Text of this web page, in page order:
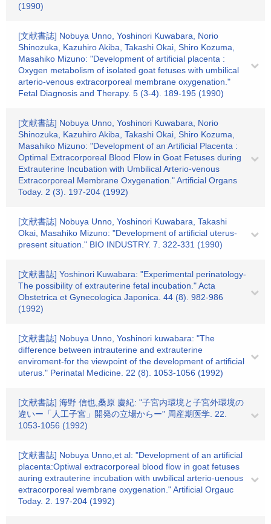
(1990)
[文献書誌] Nobuya Unno, Yoshinori Kuwabara, Norio
Shinozuka, Kazuhiro Akiba, Takashi Okai, Shiro Kozuma,
Masahiko Mizuno: "Development of artificial placenta :
Oxygen metabolism of isolated goat fetuses with umbilical
arterio-venous extracorporeal membrane oxygenation."
Fetal Diagnosis and Therapy. 5 (3-4). 189-195 (1990)
[文献書誌] Nobuya Unno, Yoshinori Kuwabara, Norio
Shinozuka, Kazuhiro Akiba, Takashi Okai, Shiro Kozuma,
Masahiko Mizuno: "Development of an Artificial Placenta :
Optimal Extracorporeal Blood Flow in Goat Fetuses during
Extrauterine Incubation with Umbilical Arterio-venous
Extracorporeal Membrane Oxygenation." Artificial Organs
Today. 2 (3). 197-204 (1992)
[文献書誌] Nobuya Unno, Yoshinori Kuwabara, Takashi
Okai, Masahiko Mizuno: "Development of artificial uterus-
present situation." BIO INDUSTRY. 7. 322-331 (1990)
[文献書誌] Yoshinori Kuwabara: "Experimental perinatology-
The possibility of extrauterine fetal incubation." Acta
Obstetrica et Gynecologica Japonica. 44 (8). 982-986
(1992)
[文献書誌] Nobuya Unno, Yoshinori kuwabara: "The
difference between intrauterine and extrauterine
enviroment-for the viewpoint of the development of artificial
uterus." Perinatal Medicine. 22 (8). 1053-1056 (1992)
[文献書誌] 海野 信也,桑原 慶紀: "子宮内環境と子宮外環境の
違いー「人工子宮」開発の立場からー" 周産期医学. 22.
1053-1056 (1992)
[文献書誌] Nobuya Unno,et al: "Development of an artificial
placenta:Optiwal extracorporeal blood flow in goat fetuses
auring extrauterine incubation with uwbilical arterio-uenous
extracorporeal wembrane oxygenation." Artificial Orgauc
Today. 2. 197-204 (1992)